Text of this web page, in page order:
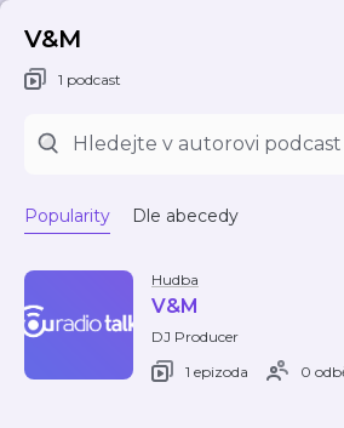
V&M
1 podcast
Popularity Dle abecedy
Hudba
V&M
DJ Producer
1 epizoda
0